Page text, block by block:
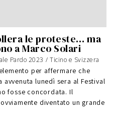
le proteste… ma
a Marco Solari
Pardo 2023 / Ticino e Svizzera
per affermare che
lunedì sera al Festival
fosse concordata. Il
diventato un grande